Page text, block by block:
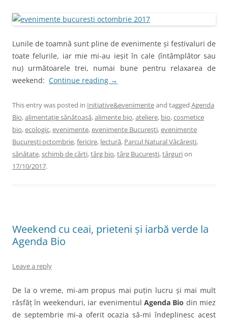
Lunile de toamnă sunt pline de evenimente și festivaluri de
toate felurile, iar mie mi-au ieșit în cale (întâmplător sau
nu) următoarele trei, numai bune pentru relaxarea de
weekend: Continue reading →
This entry was posted in Iniţiative&evenimenteand tagged Agenda
Bio,alimentaţie sănătoasă,alimente bio,ateliere, bio,cosmetice
bio,ecologic,evenimente,evenimente Bucureşti,evenimente
Bucureşti octombrie,fericire, lectură, Parcul Natural Văcăreşti,
sănătate,schimb de cărţi,târg bio,târg București,târgurion
17/10/2017.
Weekend cu ceai, prieteni și iarbă verde la
Agenda Bio
Leave a reply
De la o vreme, mi-am propus mai puțin lucru și mai mult
răsfăț în weekenduri, iar evenimentul Agenda Bio din miez
de septembrie mi-a oferit ocazia să-mi îndeplinesc acest